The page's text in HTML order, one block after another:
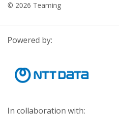
© 2026 Teaming
Powered by:
In collaboration with: